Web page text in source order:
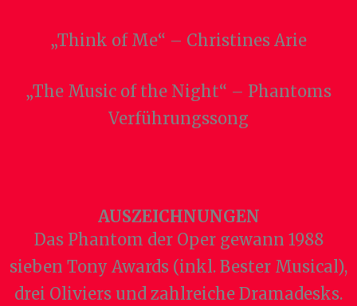
„Think of Me“ – Christines Arie
„The Music of the Night“ – Phantoms
Verführungssong
AUSZEICHNUNGEN
Das Phantom der Oper gewann 1988
sieben Tony Awards (inkl. Bester Musical),
drei Oliviers und zahlreiche Dramadesks.